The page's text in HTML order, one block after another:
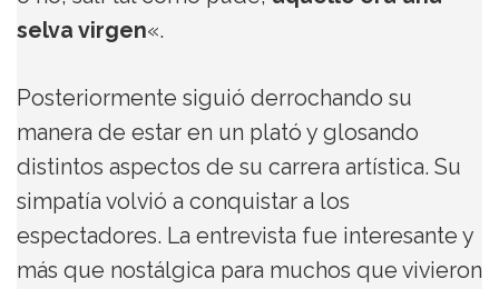
selva virgen«.
Posteriormente siguió derrochando su
manera de estar en un plató y glosando
distintos aspectos de su carrera artística. Su
simpatía volvió a conquistar a los
espectadores. La entrevista fue interesante y
más que nostálgica para muchos que vivieron